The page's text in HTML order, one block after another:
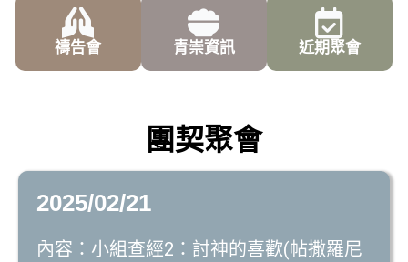
禱告會 青崇資訊 近期聚會
團契聚會
2025/02/21
內容：小組查經2：討神的喜歡(帖撒羅尼